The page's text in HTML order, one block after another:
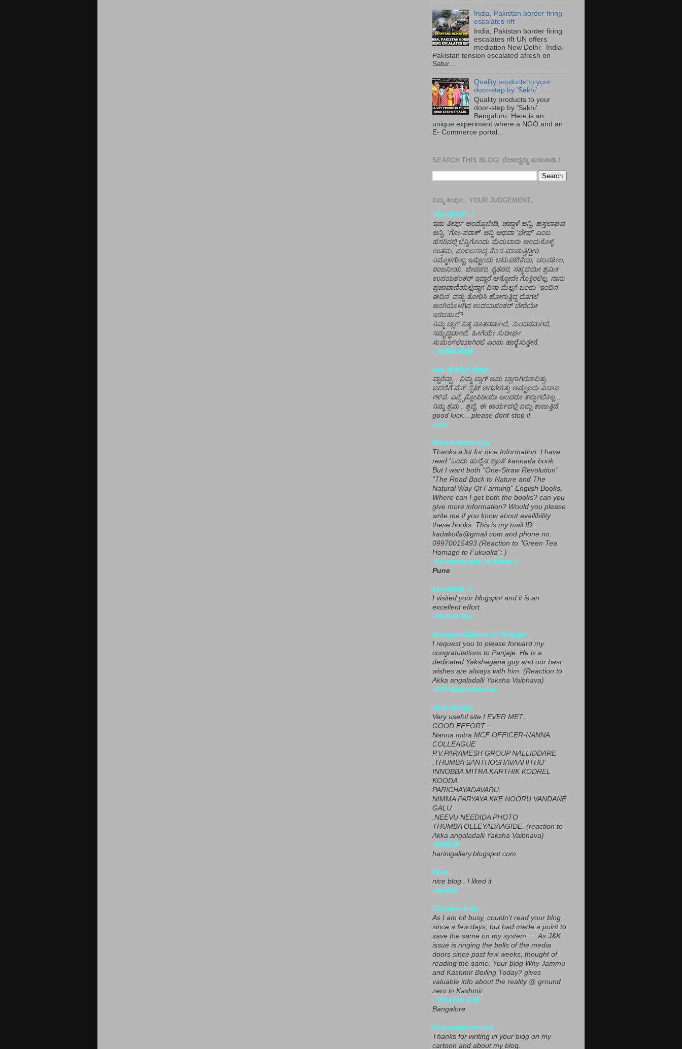
India, Pakistan border firing
escalates rift
India, Pakistan border firing
escalates rift UN offers
mediation New Delhi: India-
Pakistan tension escalated afresh on
Satur...
Quality products to your
door-step by 'Sakhi'
Quality products to your
door-step by 'Sakhi'
Bengaluru: Here is an
unique experiment where a NGO and an
E- Commerce portal...
SEARCH THIS BLOG/ ಬೇಕಾದ್ದನ್ನು ಹುಡುಕಾಡಿ.!
ನಿಮ್ಮ ತೀರ್ಪು.. YOUR JUDGEMENT..
'ಗೋ-ಪರಾಕ್' ..!
ಇದು ತೀರ್ಪು ಅಂದ್ಕೊಬೇಡಿ, ಚಪ್ಪಾಳೆ ಅನ್ನಿ, ಹಸ್ತಲಾಘವ
ಅನ್ನಿ, 'ಗೋ-ಪರಾಕ್' ಅನ್ನಿ ಅಥವಾ 'ಭೇಷ್' ಎಂಬ
ಹೆಸರಿನಲ್ಲಿ ಬೆನ್ನಿಗೊಂದು ಮೆದುಬಾರು ಅಂದುಕೊಳ್ಳಿ.
ಉತ್ತಮ, ನಂಬಲಸಾಧ್ಯ ಕೆಲಸ ಮಾಡುತ್ತಿದ್ದೀರಿ.
ನಿಮ್ಮೊಳಗೊಬ್ಬ ಇಷ್ಟೊಂದು ಚಟುವಟಿಕೆಯ, ಚಲನಶೀಲ,
ರಂಜನೀಯ, ಜೀವಪರ, ರೈತಪರ, ಸಹೃದಯೀ ಶ್ರಮಿಕ
ಉದಯಶಂಕರ್ ಇದ್ದಾರೆ ಅನ್ನೋದೇ ಗೊತ್ತಿರಲಿಲ್ಲ. ನಾನು
ಪ್ರಜಾವಾಣಿಯಲ್ಲಿದ್ದಾಗ ದಿನಾ ಮೆಲ್ಲಗೆ ಬಂದು 'ಇಂದಿನ
ಈದಿನ' ವನ್ನು ತೋರಿಸಿ ಹೋಗುತ್ತಿದ್ದ ದೊಗಲೆ
ಅಂಗಿಯೊಳಗಿನ ಉದಯಶಂಕರ್ ಬೇರೆಯೇ
ಇರಬಹುದೆ?
ನಿಮ್ಮ ಬ್ಲಾಗ್ ನಿತ್ಯ ನೂತನವಾಗಿದೆ, ಸುಂದರವಾಗಿದೆ,
ಸಮೃದ್ಧವಾಗಿದೆ. ಹೀಗೆಯೇ ಸುದೀರ್ಘ
ಸುಮಂಗಲಿಯಾಗಿರಲಿ ಎಂದು ಹಾರೈಸುತ್ತೇನೆ.
- ನಾಗೇಶ ಹೆಗಡೆ
vee ಮನಸ್ಸಿನ ಮಾತು .
ವ್ಹಾರೆವ್ಹಾ... ನಿಮ್ಮ ಬ್ಲಾಗ್ ಅದು ಬ್ಲಾಗಾಗಿರಬಾದಿತ್ತು.
ಬದಲಿಗೆ ವೆಬ್ ಸೈಟ್ ಆಗಬೇಕಿತ್ತು.ಅಷ್ಟೊಂದು ವಿಚಾರ
ಗಳಿವೆ. ಎನ್ಸೈಕ್ಲೋಪಿಡಿಯಾ ಅಂದರೂ ತಪ್ಪಾಗಲಿಕಿಲ್ಲ...
ನಿಮ್ಮ ಶ್ರಮ , ಶ್ರದ್ಧೆ, ಈ ಕಾರ್ಯದಲ್ಲಿ ಎದ್ದು ಕಾಣುತ್ತಿದೆ.
good luck... please dont stop it
-vee
Nice Information..
Thanks a lot for nice Information. I have
read 'ಒಂದು ಹುಲ್ಲಿನ ಕ್ರಾಂತಿ' kannada book.
But I want both "One-Straw Revolution"
"The Road Back to Nature and The
Natural Way Of Farming" English Books.
Where can I get both the books? can you
give more information? Would you please
write me if you know about availibility
these books. This is my mail ID:
kadakolla@gmail.com and phone no.
09970015493 (Reaction to "Green Tea
Homage to Fukuoka": )
-Kumarswamy (ಕುಕೂಊ..)
Pune
excellent..1
I visited your blogspot and it is an
excellent effort.
-Mohan Pai
Congratulations to Panjaje..
I request you to please forward my
congratulations to Panjaje. He is a
dedicated Yakshagana guy and our best
wishes are always with him. (Reaction to
Akka angaladalli Yaksha Vaibhava)
-S.R.Vijayashankar
Very Useful..
Very useful site I EVER MET..
GOOD EFFORT ..
Nanna mitra MCF OFFICER-NANNA
COLLEAGUE
P.V.PARAMESH GROUP NALLIDDARE
.THUMBA SANTHOSHAVAAHITHU'
INNOBBA MITRA KARTHIK KODREL
KOODA
PARICHAYADAVARU.
NIMMA PARYAYA KKE NOORU VANDANE
GALU
.NEEVU NEEDIDA PHOTO
THUMBA OLLEYADAAGIDE. (reaction to
Akka angaladalli Yaksha Vaibhava)
-HARINI
harinigallery.blogspot.com
Nice..
nice blog.. I liked it
-Amrith
Valuable Info..
As I am bit busy, couldn’t read your blog
since a few days, but had made a point to
save the same on my system..... As J&K
issue is ringing the bells of the media
doors since past few weeks, thought of
reading the same. Your blog Why Jammu
and Kashmir Boiling Today? gives
valuable info about the reality @ ground
zero in Kashmir.
- Vinayak G M,
Bangalore
Consumer Issues..
Thanks for writing in your blog on my
cartoon and about my blog.